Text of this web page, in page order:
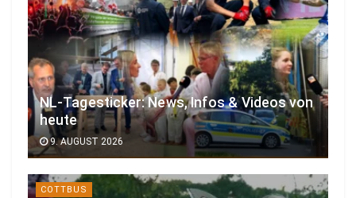
NL-Tagesticker: News, Infos & Videos von
heute
9. AUGUST 2026
COTTBUS